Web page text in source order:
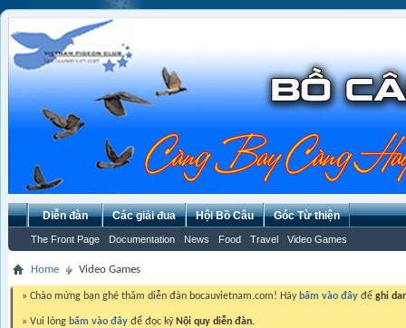
The Front Page Documentation News Food Travel Video Games
Diễn đàn Các giải đua Hội Bồ Câu Góc Từ thiện
Home Video Games
» Chào mừng bạn ghé thăm diễn đàn bocauvietnam.com! Hãy bấm vào đây để ghi
» Vui lòng bấm vào đây để đọc kỹ Nội quy diễn đàn.